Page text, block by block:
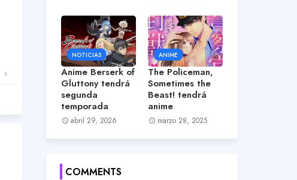
NOTICIAS
Anime Berserk of
Gluttony tendrá
segunda
temporada
abril 29, 2026
ANIME
The Policeman,
Sometimes the
Beast! tendrá
anime
marzo 28, 2025
COMMENTS